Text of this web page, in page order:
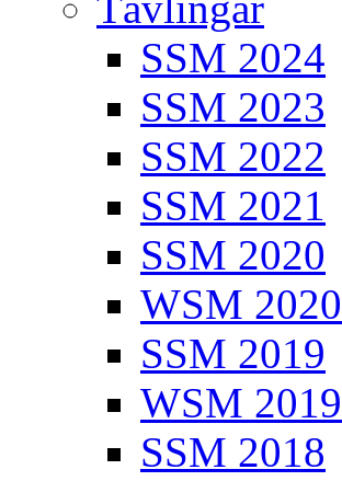
SSM 2024
SSM 2023
SSM 2022
SSM 2021
SSM 2020
WSM 2020
SSM 2019
WSM 2019
SSM 2018